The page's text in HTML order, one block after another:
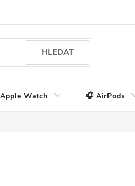
HLEDAT
Apple Watch 🎧 AirPods